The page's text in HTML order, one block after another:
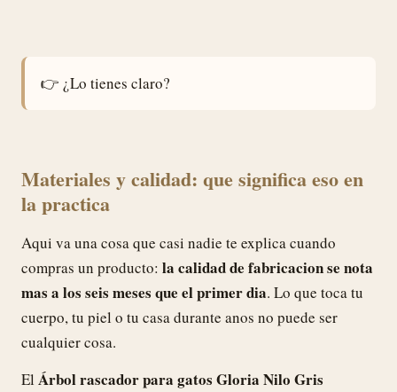
👉 ¿Lo tienes claro?
Materiales y calidad: que significa eso en
la practica
Aqui va una cosa que casi nadie te explica cuando
compras un producto: la calidad de fabricacion se nota
mas a los seis meses que el primer dia. Lo que toca tu
cuerpo, tu piel o tu casa durante anos no puede ser
cualquier cosa.
El Árbol rascador para gatos Gloria Nilo Gris